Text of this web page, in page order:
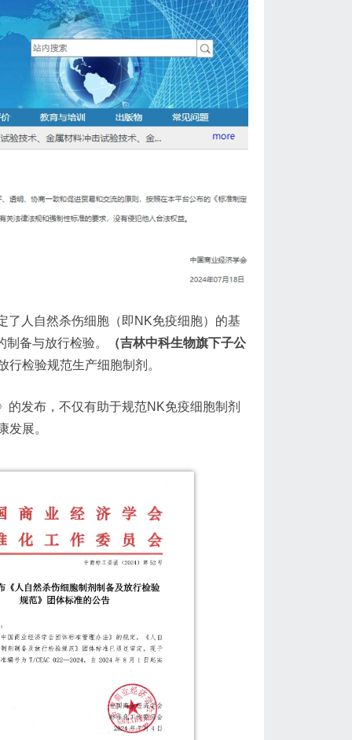
人自然杀伤细胞（即NK免疫细胞）的基
制备与放行检验。
（吉林中科生物旗下子公
行检验规范生产细胞制剂。
发布，不仅有助于规范NK免疫细胞制剂
发展。